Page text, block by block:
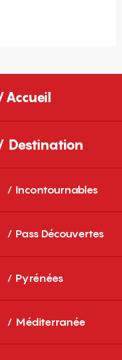
Accueil
Destination
Incontournables
Pass Découvertes
Pyrénées
Méditerranée
Banyuls-sur-